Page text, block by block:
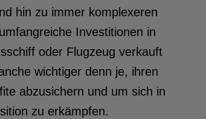
hin zu immer komplexeren
Investitionen in
oder Flugzeug verkauft
wichtiger denn je, ihren
abzusichern und um sich in
zu erkämpfen.